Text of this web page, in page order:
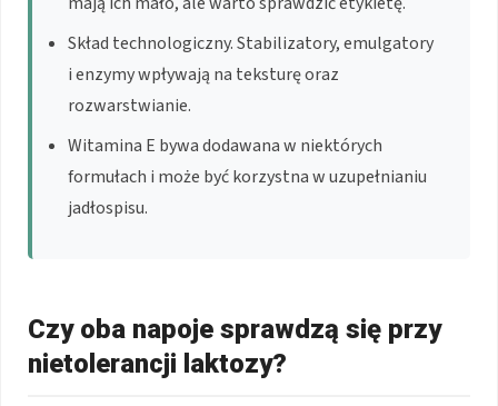
Skład technologiczny. Stabilizatory, emulgatory
i enzymy wpływają na teksturę oraz
rozwarstwianie.
Witamina E bywa dodawana w niektórych
formułach i może być korzystna w uzupełnianiu
jadłospisu.
Czy oba napoje sprawdzą się przy
nietolerancji laktozy?